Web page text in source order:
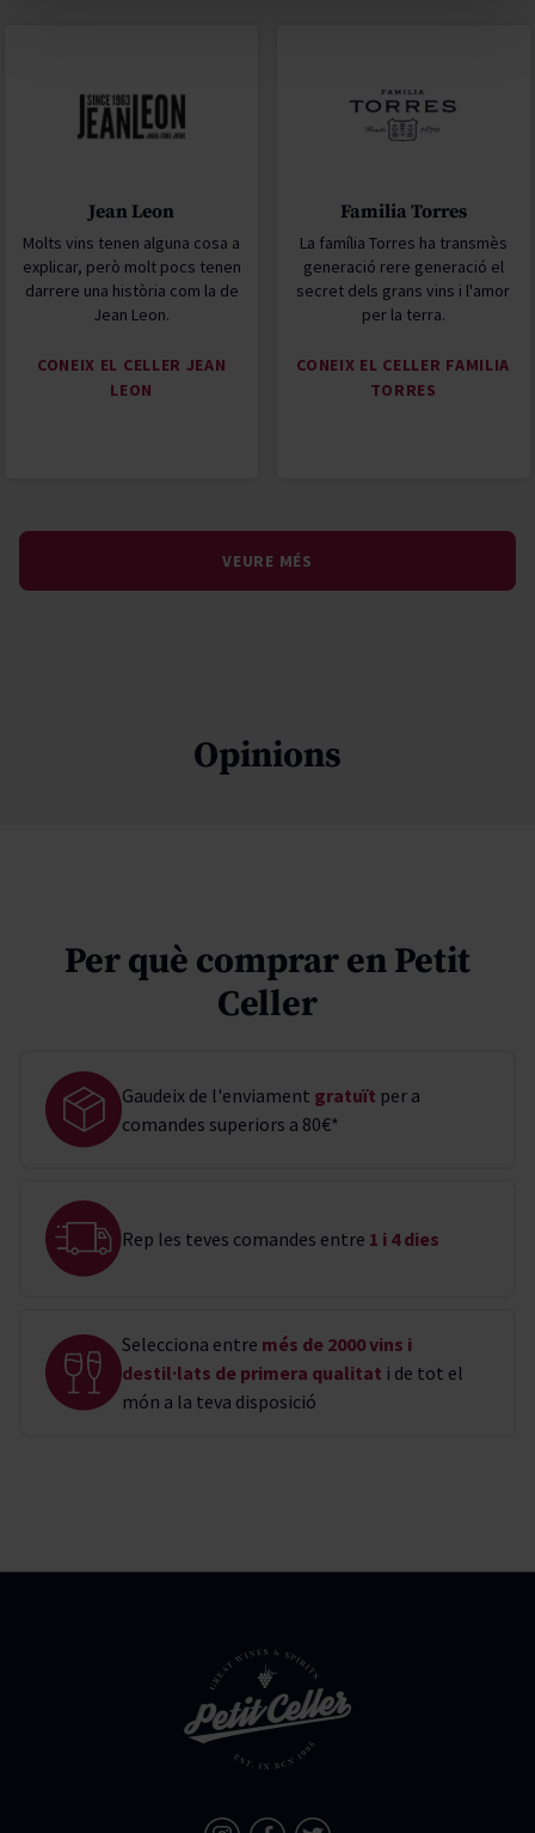
Jean Leon
Molts vins tenen alguna cosa a
explicar, però molt pocs tenen
darrere una història com la de
Jean Leon.
CONEIX EL CELLER JEAN
LEON
Familia Torres
La família Torres ha transmès
generació rere generació el
secret dels grans vins i l'amor
per la terra.
CONEIX EL CELLER FAMILIA
TORRES
VEURE MÉS
Opinions
Per què comprar en Petit
Celler
Gaudeix de l'enviament gratuït per a
comandes superiors a 80€*
Rep les teves comandes entre 1 i 4 dies
Selecciona entre més de 2000 vins i
destil·lats de primera qualitat i de tot el
món a la teva disposició